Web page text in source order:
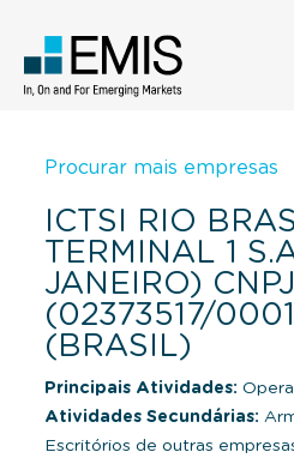
Procurar mais empresas
ICTSI RIO
TERMINAL 1
JANEIRO) CNPJ
(02373517/
(BRASIL)
Principais Atividades:
Atividades Secundárias:
Escritórios de outras